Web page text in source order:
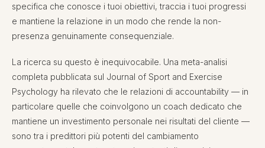
specifica che conosce i tuoi obiettivi, traccia i tuoi progressi
e mantiene la relazione in un modo che rende la non-
presenza genuinamente consequenziale.
La ricerca su questo è inequivocabile. Una meta-analisi
completa pubblicata sul Journal of Sport and Exercise
Psychology ha rilevato che le relazioni di accountability — in
particolare quelle che coinvolgono un coach dedicato che
mantiene un investimento personale nei risultati del cliente —
sono tra i predittori più potenti del cambiamento